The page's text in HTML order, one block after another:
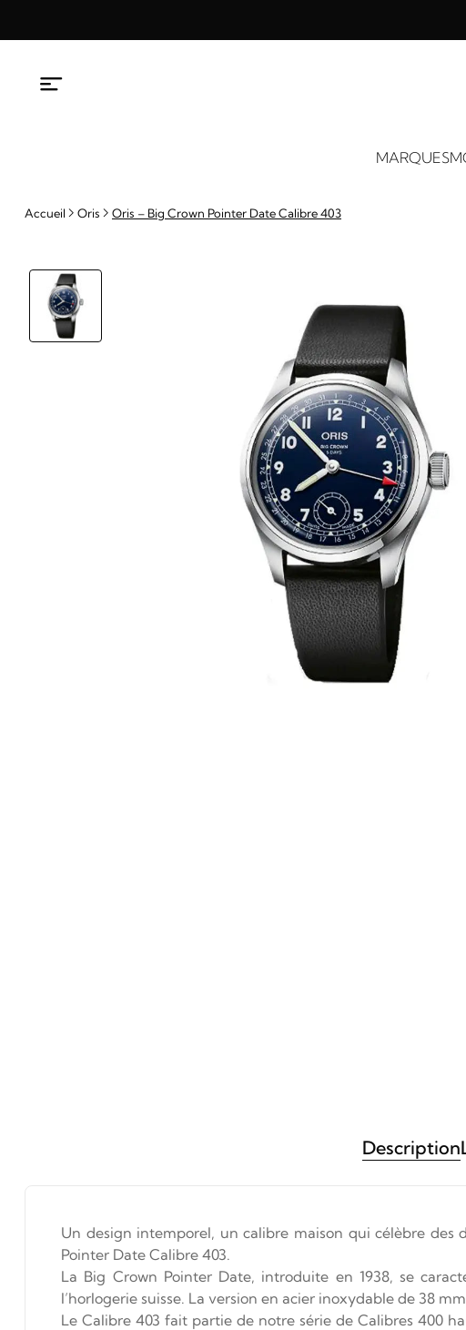
MARQUES
Accueil Oris Oris – Big Crown Pointer Date Calibre 403
Description
Un design intemporel, un calibre maison qui célèbre des
Pointer Date Calibre 403.
La Big Crown Pointer Date, introduite en 1938, se
l’horlogerie suisse. La version en acier inoxydable de 38
Le Calibre 403 fait partie de notre série de Calibres 400